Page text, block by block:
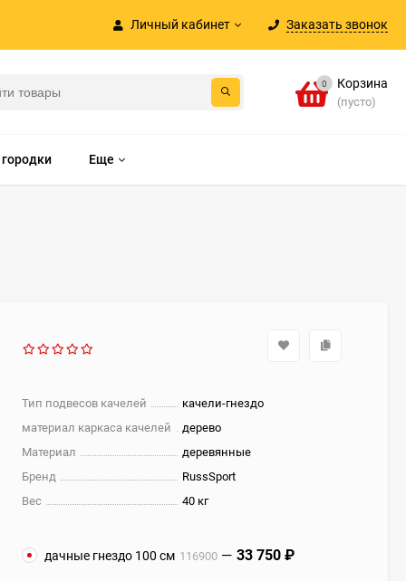
Личный кабинет Заказать звонок
0 Корзина
(пусто)
Еще
Тип подвесов качелей
качели-гнездо
материал каркаса качелей
дерево
Материал
деревянные
Бренд
RussSport
Вес
40 кг
дачные гнездо 100 см 116900 33 750